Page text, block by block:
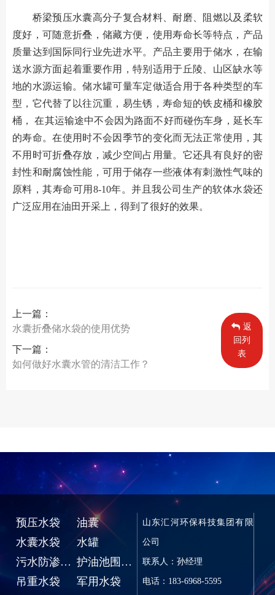
桥梁预压水囊高分子复合材料、耐磨、阻燃以及柔软
度好，可随意折叠，储藏方便，使用寿命长等特点，产品
质量达到国际同行业先进水平。产品主要用于储水，在输
送水源方面起着重要作用，特别适用于丘陵、山区缺水等
地的水源运输。储水罐可量车定做适合用于各种类型的车
型，它代替了以往沉重，易生锈，寿命短的铁皮桶和橡胶
桶， 在其运输途中不会因为路面不好而碰伤车身，延长车
的寿命。在使用时不会因季节的变化而无法正常使用，其
不用时可折叠存放，减少空间占用量。它还具有良好的密
封性和耐腐蚀性能，可用于储存一些液体有刺激性气味的
原料，其寿命可用8-10年。并且我公司生产的软体水袋还
广泛应用在油田开采上，得到了很好的效果。
上一篇：
水囊折叠储水袋的使用优势
下一篇：
如何做好水囊水管的清洁工作？
返
回列
表
预压水袋
油囊
水囊水袋
水罐
污水防渗池、蓄水池
护油池围油堰
吊重水袋
军用水袋
山东汇河环保科技集团有限
公司
联系人：孙经理
电话：183-6968-5595